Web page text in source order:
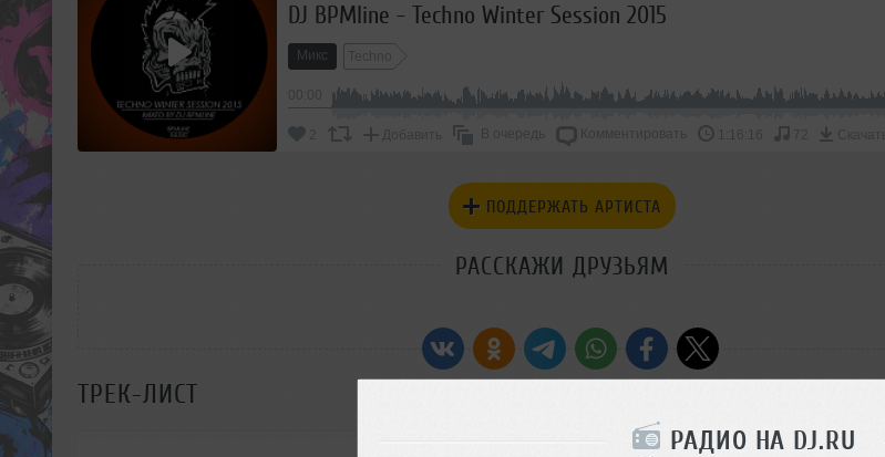
РАДИО НА DJ.RU
DJ BPMline - Techno Winter Session 2015
Микс Techno
2 Добавить В очередь Комментировать 1:16:16 72 Скачать
ПОДДЕРЖАТЬ АРТИСТА
РАССКАЖИ ДРУЗЬЯМ
ТРЕК-ЛИСТ